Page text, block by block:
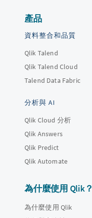
產品
資料整合和品質
Qlik Talend
Qlik Talend Cloud
Talend Data Fabric
分析與 AI
Qlik Cloud 分析
Qlik Answers
Qlik Predict
Qlik Automate
為什麼使用 Qlik？
為什麼使用 Qlik